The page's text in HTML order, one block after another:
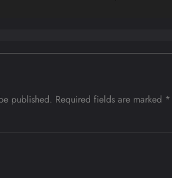
published. Required fields are marked *